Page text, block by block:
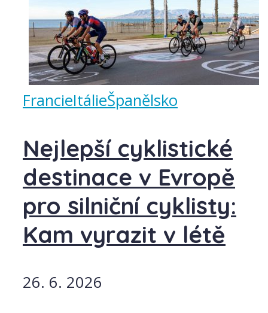
FrancieItálieŠpanělsko
Nejlepší cyklistické
destinace v Evropě
pro silniční cyklisty:
Kam vyrazit v létě
26. 6. 2026